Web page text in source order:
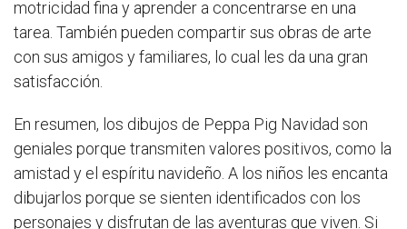
motricidad fina y aprender a concentrarse en una
tarea. También pueden compartir sus obras de arte
con sus amigos y familiares, lo cual les da una gran
satisfacción.
En resumen, los dibujos de Peppa Pig Navidad son
geniales porque transmiten valores positivos, como la
amistad y el espíritu navideño. A los niños les encanta
dibujarlos porque se sienten identificados con los
personajes y disfrutan de las aventuras que viven. Si